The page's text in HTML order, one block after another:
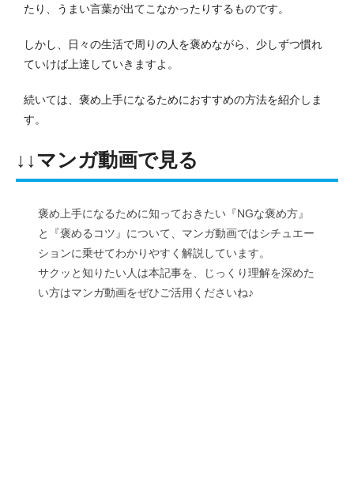
たり、うまい言葉が出てこなかったりするものです。
しかし、日々の生活で周りの人を褒めながら、少しずつ慣れ
ていけば上達していきますよ。
続いては、褒め上手になるためにおすすめの方法を紹介しま
す。
↓↓マンガ動画で見る
褒め上手になるために知っておきたい『NGな褒め方』
と『褒めるコツ』について、マンガ動画ではシチュエー
ションに乗せてわかりやすく解説しています。
サクッと知りたい人は本記事を、じっくり理解を深めた
い方はマンガ動画をぜひご活用くださいね♪